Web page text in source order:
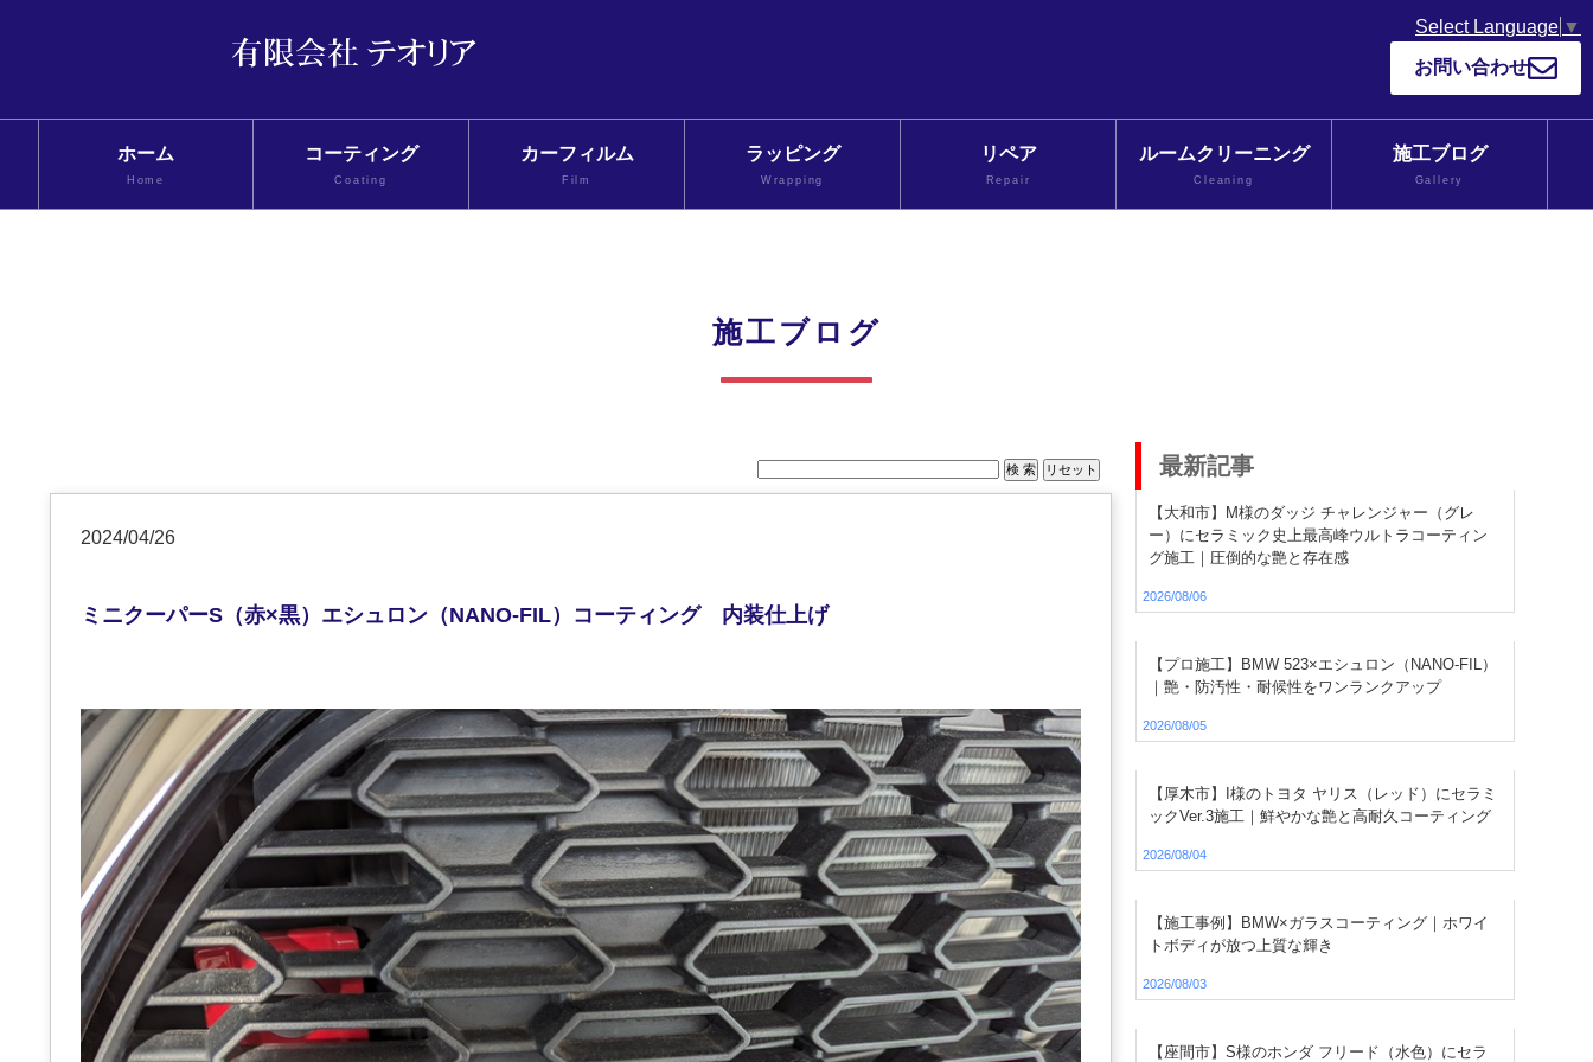
Select Language ▼
お問い合わせ
ホーム
Home
コーティング
Coating
カーフィルム
Film
ラッピング
Wrapping
リペア
Repair
ルームクリーニング
Cleaning
施工ブログ
Gallery
施工ブログ
2024/04/26
ミニクーパーS（赤×黒）エシュロン（NANO-FIL）コーティング 内装仕上げ
最新記事
【大和市】M様のダッジ チャレンジャー（グレ
ー）にセラミック史上最高峰ウルトラコーティン
グ施工｜圧倒的な艶と存在感
2026/08/06
【プロ施工】BMW 523×エシュロン（NANO-FIL）
｜艶・防汚性・耐候性をワンランクアップ
2026/08/05
【厚木市】I様のトヨタ ヤリス（レッド）にセラミ
ックVer.3施工｜鮮やかな艶と高耐久コーティング
2026/08/04
【施工事例】BMW×ガラスコーティング｜ホワイ
トボディが放つ上質な輝き
2026/08/03
【座間市】S様のホンダ フリード（水色）にセラ